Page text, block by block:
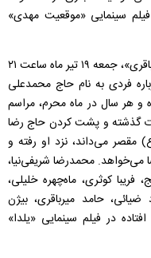
فیلم سینمایی «موقعیت مهدی»
فیلم سینمایی «یلدا» به کارگردانی «حسن میرباقری»، جمعه ۱۹ تیر ماه ساعت ۲۱
فردی به نام حاج محمدعلی
هر سال در ماه محرم، مراسم
گذشته و پشت کردن حاج رضا
می‌داند، نزد او رفته و
محمدرضا شریفی‌نیا،
فریبا کوثری، ماه‌چهره خلیلی،
ضیائی، حامد میرباقری، بیژن
در فیلم سینمایی «یلدا»